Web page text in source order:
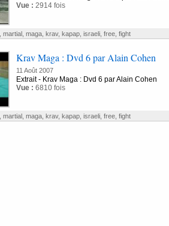
Vue : 2914 fois
martial, maga, krav, kapap, israeli, free, fight
Krav Maga : Dvd 6 par Alain Cohen
11 Août 2007
Extrait - Krav Maga : Dvd 6 par Alain Cohen
Vue : 6810 fois
martial, maga, krav, kapap, israeli, free, fight